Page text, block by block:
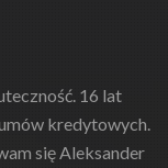
16 lat
kredytowych.
się Aleksander